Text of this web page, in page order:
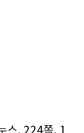
스, 224쪽, 1